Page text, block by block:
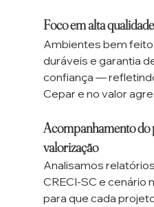
Foco em alta
Ambientes bem
duráveis e garantia
confiança —
Cepar e no valor
Acompanhamento do
valorização
Analisamos
CRECI-SC e cenário
para que cada